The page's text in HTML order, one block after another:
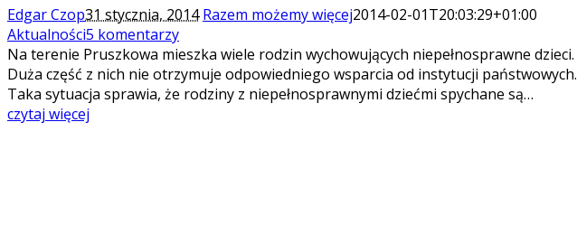
Edgar Czop31 stycznia, 2014 Razem możemy więcej2014-02-01T20:03:29+01:00
Aktualności5 komentarzy
Na terenie Pruszkowa mieszka wiele rodzin wychowujących niepełnosprawne dzieci.
Duża część z nich nie otrzymuje odpowiedniego wsparcia od instytucji państwowych.
Taka sytuacja sprawia, że rodziny z niepełnosprawnymi dziećmi spychane są…
czytaj więcej